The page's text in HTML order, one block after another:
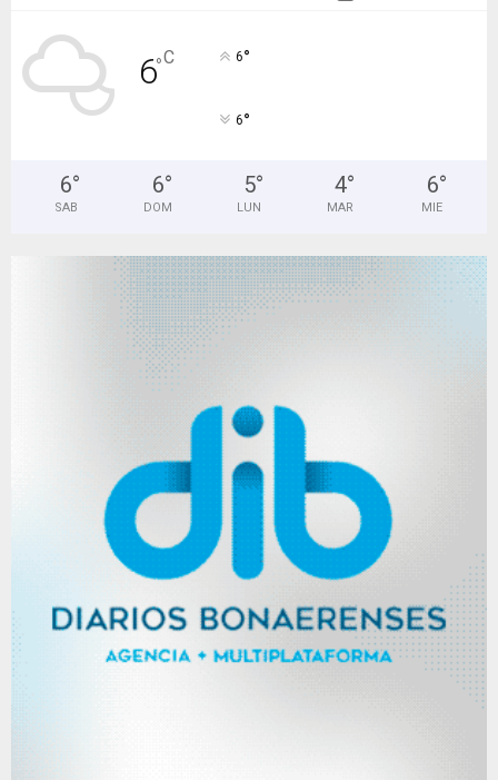
6°C 6°
6°
6°
SAB
6°
DOM
5°
LUN
4°
MAR
6°
MIE